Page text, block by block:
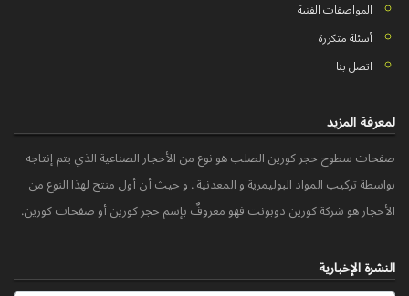
المواصفات الفنية
أسئلة متكررة
اتصل بنا
لمعرفة المزید
صفحات سطوح حجر کورین الصلب هو نوع من الأحجار الصناعیة الذي یتم إنتاجه
بواسطة ترکیب المواد البولیمریة و المعدنیة . و حیث أن أول منتج لهذا النوع من
الأحجار هو شرکة کورین دوبونت فهو معروفٌ بإسم حجر کورین أو صفحات کورین.
النشرة الإخباریة